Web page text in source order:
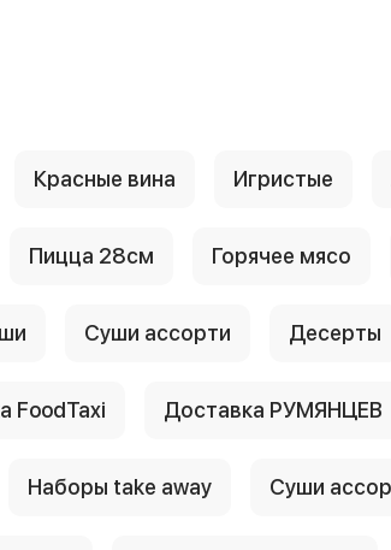
Красные вина Игристые
Пицца 28см Горячее мясо
Суши ассорти Десерты
FoodTaxi Доставка РУМЯНЦЕВ
Наборы take away Суши